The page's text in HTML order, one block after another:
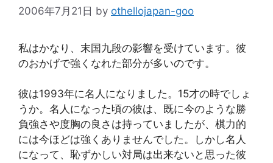
2006年7月21日 by othellojapan-goo
私はかなり、末国九段の影響を受けています。彼
のおかげで強くなれた部分が多いのです。
彼は1993年に名人になりました。15才の時でしょ
うか。名人になった頃の彼は、既に今のような勝
負強さや度胸の良さは持っていましたが、棋力的
には今ほどは強くありませんでした。しかし名人
になって、恥ずかしい対局は出来ないと思った彼